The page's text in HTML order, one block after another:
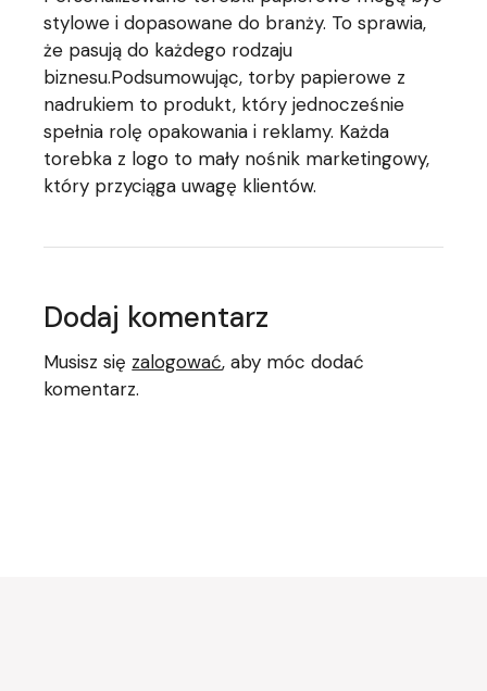
stylowe i dopasowane do branży. To sprawia,
że pasują do każdego rodzaju
biznesu.Podsumowując, torby papierowe z
nadrukiem to produkt, który jednocześnie
spełnia rolę opakowania i reklamy. Każda
torebka z logo to mały nośnik marketingowy,
który przyciąga uwagę klientów.
Dodaj komentarz
Musisz się zalogować, aby móc dodać
komentarz.